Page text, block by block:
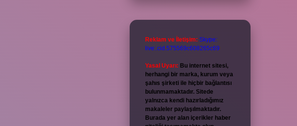
Reklam ve İletişim: Skype:
live:.cid.575569c608265c69
Yasal Uyarı: Bu internet sitesi,
herhangi bir marka, kurum veya
şahıs şirketi ile hiçbir bağlantısı
bulunmamaktadır. Sitede
yalnızca kendi hazırladığımız
makaleler paylaşılmaktadır.
Burada yer alan içerikler haber